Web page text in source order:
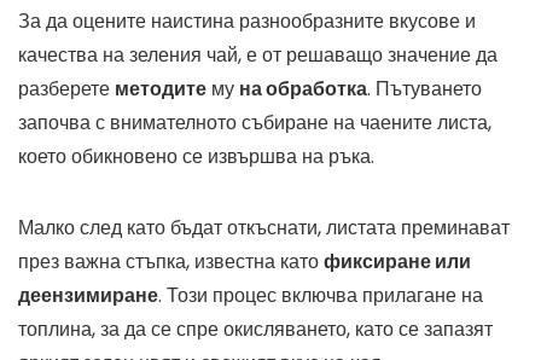
За да оцените наистина разнообразните вкусове и
качества на зеления чай, е от решаващо значение да
разберете методите му на обработка. Пътуването
започва с внимателното събиране на чаените листа,
което обикновено се извършва на ръка.
Малко след като бъдат откъснати, листата преминават
през важна стъпка, известна катофиксиране или
деензимиране. Този процес включва прилагане на
топлина, за да се спре окисляването, като се запазят